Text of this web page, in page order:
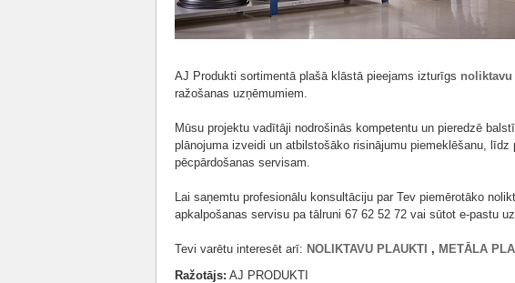
AJ Produkti sortimentā plašā klāstā pieejams izturīgs
ražošanas uzņēmumiem.
Mūsu projektu vadītāji nodrošinās kompetentu un pieredzē
plānojuma izveidi un atbilstošāko risinājumu piemeklēšanu, līdz
pēcpārdošanas servisam.
Lai saņemtu profesionālu konsultāciju par Tev piemērotāko
apkalpošanas servisu pa tālruni 67 62 52 72 vai sūtot e-pastu uz
Tevi varētu interesēt arī: NOLIKTAVU PLAUKTI , METĀLA
Ražotājs: AJ PRODUKTI